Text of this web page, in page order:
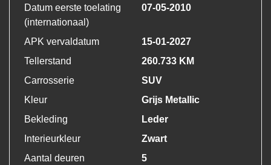
Datum eerste toelating
(internationaal)
07-05-2010
APK vervaldatum
15-01-2027
Tellerstand
260.733 KM
Carrosserie
SUV
Kleur
Grijs Metallic
Bekleding
Leder
Interieurkleur
Zwart
Aantal deuren
5